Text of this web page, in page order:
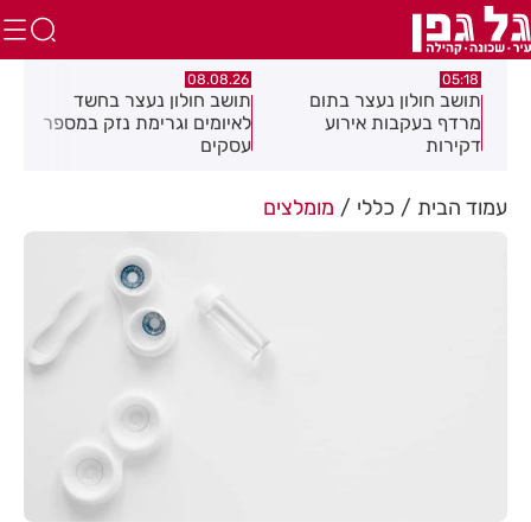
05:18
תושב חולון נעצר בתום
מרדף בעקבות אירוע
דקירות
08.08.26
תושב חולון נעצר בחשד
לאיומים וגרימת נזק במספר
עסקים
עמוד הבית כללי מומלצים